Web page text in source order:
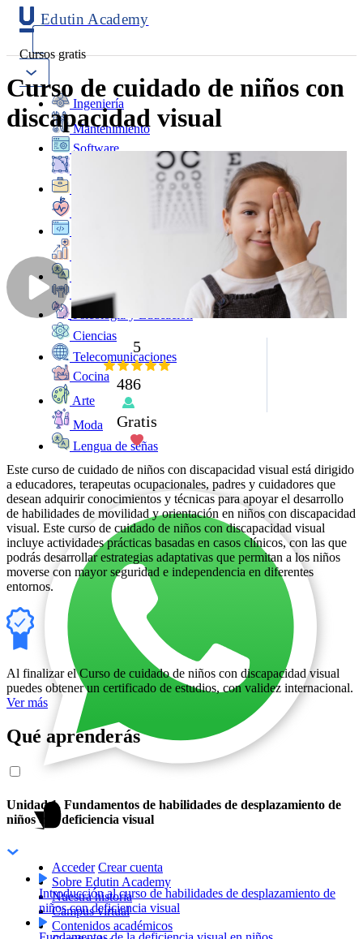
Edutin Academy
Cursos gratis
Ingeniería
Mantenimiento
Software
Deporte
Psicología y Educación
Ciencias
Telecomunicaciones
Cocina
Arte
Moda
Lengua de señas
Acceder Crear cuenta
Sobre Edutin Academy
Nuestra historia
Campus virtual
Contenidos académicos
Curso de cuidado de niños con
discapacidad visual
5
486
Gratis
Este curso de cuidado de niños con discapacidad visual está dirigido
a educadores, terapeutas ocupacionales, padres y cuidadores que
desean adquirir conocimientos y técnicas para apoyar el desarrollo
de habilidades de movilidad y orientación en niños con discapacidad
visual. Este curso de cuidado de niños con discapacidad visual
incluye actividades prácticas basadas en casos clínicos, con las que
podrás desarrollar estrategias adaptativas que permitan a los niños
moverse con mayor seguridad e independencia en diferentes
entornos.
Al finalizar el Curso de cuidado de niños con discapacidad visual
puedes obtener un certificado de estudios, con validez internacional.
Ver más
Qué aprenderás
Unidad 1. Fundamentos de habilidades de desplazamiento de
niños con deficiencia visual
Introducción al curso de habilidades de desplazamiento de
niños con deficiencia visual